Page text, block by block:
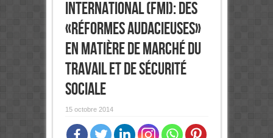
international (FMI): Des
«réformes audacieuses»
en matière de marché du
travail et de sécurité
sociale
15 octobre 2014